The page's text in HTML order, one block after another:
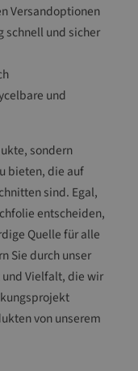
Versandoptionen
schnell und sicher
und
sondern
bieten, die auf
sind. Egal,
entscheiden,
Quelle für alle
Sie durch unser
Vielfalt, die wir
von unserem